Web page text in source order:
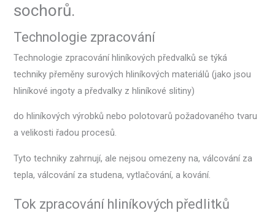
sochorů.
Technologie zpracování
Technologie zpracování hliníkových předvalků se týká
techniky přeměny surových hliníkových materiálů (jako jsou
hliníkové ingoty a předvalky z hliníkové slitiny)
do hliníkových výrobků nebo polotovarů požadovaného tvaru
a velikosti řadou procesů.
Tyto techniky zahrnují, ale nejsou omezeny na, válcování za
tepla, válcování za studena, vytlačování, a kování.
Tok zpracování hliníkových předlitků